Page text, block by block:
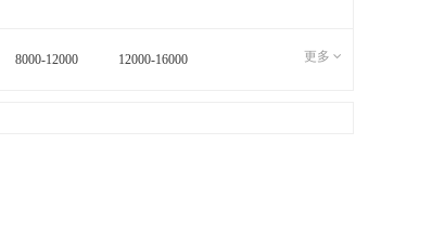
8000-12000 12000-16000 更多